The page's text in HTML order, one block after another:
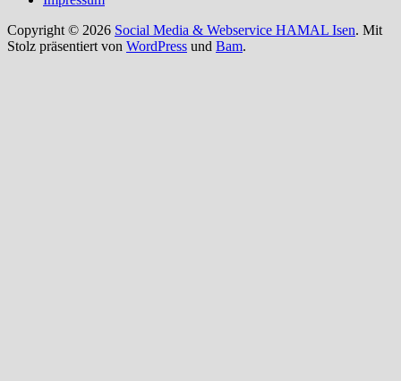
Copyright © 2026 Social Media & Webservice HAMAL Isen. Mit
Stolz präsentiert von WordPress und Bam.